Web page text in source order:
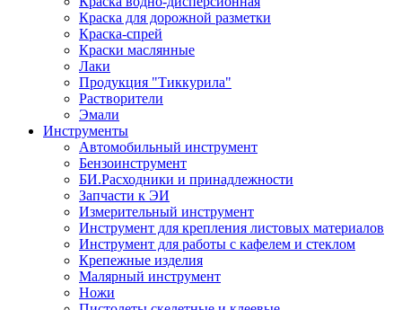
Краска для дорожной разметки
Краска-спрей
Краски маслянные
Лаки
Продукция "Тиккурила"
Растворители
Эмали
Инструменты
Автомобильный инструмент
Бензоинструмент
БИ.Расходники и принадлежности
Запчасти к ЭИ
Измерительный инструмент
Инструмент для крепления листовых материалов
Инструмент для работы с кафелем и стеклом
Крепежные изделия
Малярный инструмент
Ножи